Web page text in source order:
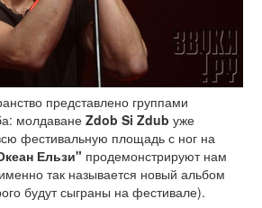
представлено группами
молдаване Zdob Si Zdub уже
фестивальную площадь с ног на
Ельзи" продемонстрируют нам
так называется новый альбом
будут сыграны на фестивале).